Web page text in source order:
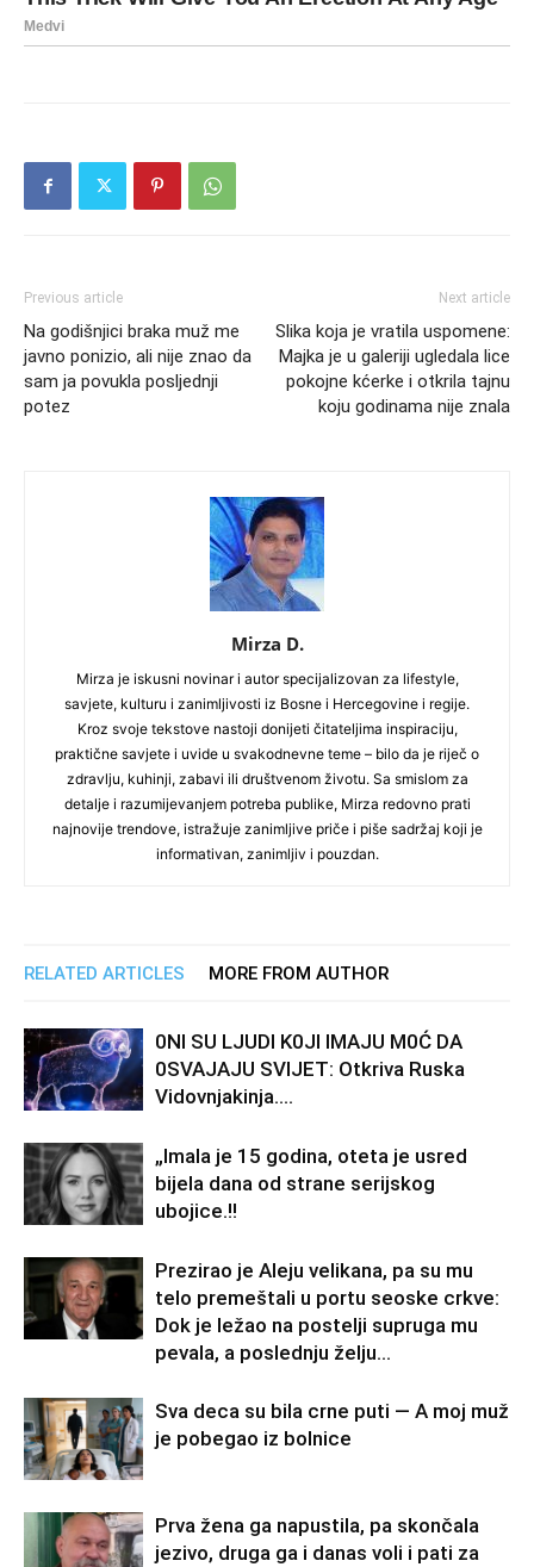
Previous article
Na godišnjici braka muž me
javno ponizio, ali nije znao da
sam ja povukla posljednji
potez
Next article
Slika koja je vratila uspomene:
Majka je u galeriji ugledala lice
pokojne kćerke i otkrila tajnu
koju godinama nije znala
Mirza D.
Mirza je iskusni novinar i autor specijalizovan za lifestyle,
savjete, kulturu i zanimljivosti iz Bosne i Hercegovine i regije.
Kroz svoje tekstove nastoji donijeti čitateljima inspiraciju,
praktične savjete i uvide u svakodnevne teme – bilo da je riječ o
zdravlju, kuhinji, zabavi ili društvenom životu. Sa smislom za
detalje i razumijevanjem potreba publike, Mirza redovno prati
najnovije trendove, istražuje zanimljive priče i piše sadržaj koji je
informativan, zanimljiv i pouzdan.
RELATED ARTICLES MORE FROM AUTHOR
0Nl SU LJUDl K0Jl lMAJU M0Ć DA
0SVAJAJU SVlJET: Otkriva Ruska
Vidovnjakinja….
„Imala je 15 godina, oteta je usred
bijela dana od strane serijskog
ubojice.!!
Prezirao je Aleju velikana, pa su mu
telo premeštali u portu seoske crkve:
Dok je ležao na postelji supruga mu
pevala, a poslednju želju...
Sva deca su bila crne puti — A moj muž
je pobegao iz bolnice
Prva žena ga napustila, pa skončala
jezivo, druga ga i danas voli i pati za